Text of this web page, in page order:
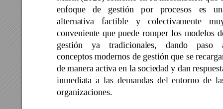
enfoque
de gestión por procesos es
alternativa
factible y colectivamente
conveniente que puede romper los modelos d
gestión
ya tradicionales, dando paso
conceptos modernos de gestión que se
de manera activa en la sociedad y dan
inmediata a las demandas del entorno de
organizaciones.